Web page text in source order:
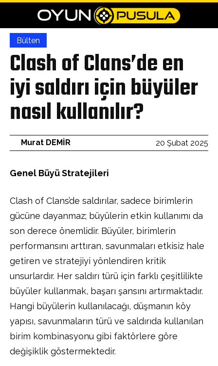
Bülten
Clash of Clans’de en
iyi saldırı için büyüler
nasıl kullanılır?
20 Şubat 2025
Murat DEMİR
Genel Büyü Stratejileri
Clash of Clans’de saldırılar, sadece birimlerin
gücüne dayanmaz; büyülerin etkin kullanımı da
son derece önemlidir. Büyüler, birimlerin
performansını arttıran, savunmaları etkisiz hale
getiren ve stratejiyi yönlendiren kritik
unsurlardır. Her saldırı türü için farklı çeşitlilikte
büyüler kullanmak, başarı şansını artırmaktadır.
Hangi büyülerin kullanılacağı, düşmanın köy
yapısı, savunmaların türü ve saldırıda kullanılan
birim kombinasyonu gibi faktörlere göre
değişiklik göstermektedir.